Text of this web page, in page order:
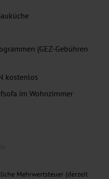
(GEZ-Gebühren
kostenlos
im Wohnzimmer
Mehrwertsteuer (derzeit